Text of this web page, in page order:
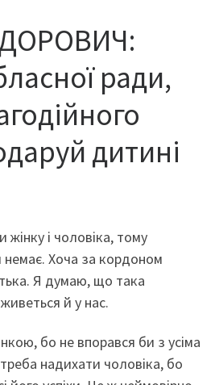
ради,
дитині
і чоловіка, тому
немає. Хоча за кордоном
Я думаю, що така
й у нас.
бо не впорався би з усіма
надихати чоловіка, бо